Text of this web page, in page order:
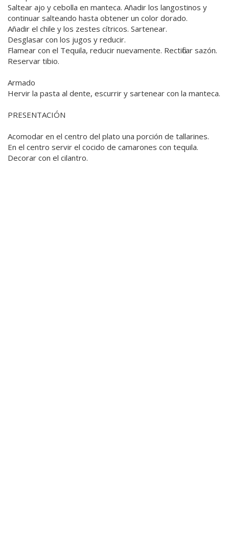
Saltear ajo y cebolla en manteca. Añadir los langostinos y
continuar salteando hasta obtener un color dorado.
Añadir el chile y los zestes cítricos. Sartenear.
Desglasar con los jugos y reducir.
Flamear con el Tequila, reducir nuevamente. Rectificar sazón.
Reservar tibio.
Armado
Hervir la pasta al dente, escurrir y sartenear con la manteca.
PRESENTACIÓN
Acomodar en el centro del plato una porción de tallarines.
En el centro servir el cocido de camarones con tequila.
Decorar con el cilantro.